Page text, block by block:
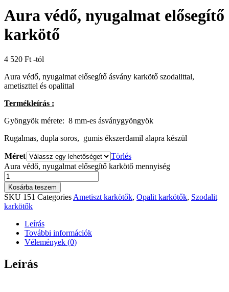
Aura védő, nyugalmat elősegítő
karkötő
4 520 Ft -tól
Aura védő, nyugalmat elősegítő ásvány karkötő szodalittal,
ametiszttel és opalittal
Termékleírás :
Gyöngyök mérete: 8 mm-es ásványgyöngyök
Rugalmas, dupla soros, gumis ékszerdamil alapra készül
Méret
Törlés
Aura védő, nyugalmat elősegítő karkötő mennyiség
Kosárba teszem
SKU 151 Categories Ametiszt karkötők, Opalit karkötők, Szodalit
karkötők
Leírás
További információk
Vélemények (0)
Leírás